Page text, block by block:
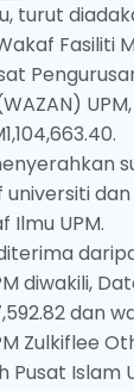
turut
Fasiliti
Ilmu UPM.
diwakili,
dan
Zulkiflee
Pusat Islam